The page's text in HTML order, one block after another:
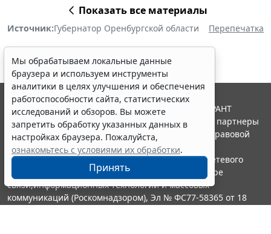
Показать все материалы
Источник:Губернатор Оренбургской области Перепечатка
Мы обрабатываем локальные данные
браузера и используем инструменты
аналитики в целях улучшения и обеспечения
работоспособности сайта, статистических
исследований и обзоров. Вы можете
запретить обработку указанных данных в
настройках браузера. Пожалуйста,
ознакомьтесь с условиями их обработки.
Принять
© ООО "НПП "ГАРАНТ-СЕРВИС", 2026. Система ГАРАНТ
выпускается с 1990 года. Компания "Гарант" и ее партнеры
являются участниками Российской ассоциации правовой
информации ГАРАНТ.
Портал ГАРАНТ.РУ зарегистрирован в качестве сетевого
издания Федеральной службой по надзору в сфере
связи,информационных технологий и массовых
коммуникаций (Роскомнадзором), Эл № ФС77-58365 от 18